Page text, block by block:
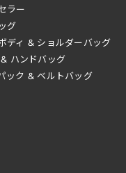
ラー
グ
ディ & ショルダーバッグ
& ハンドバッグ
ック & ベルトバッグ